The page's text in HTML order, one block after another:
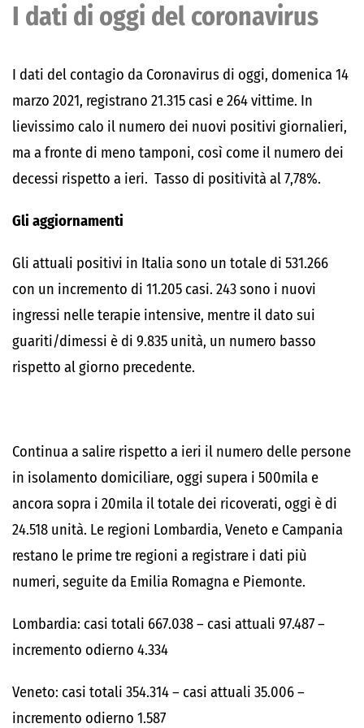
I dati di oggi del coronavirus
I dati del contagio da Coronavirus di oggi, domenica 14
marzo 2021, registrano 21.315 casi e 264 vittime. In
lievissimo calo il numero dei nuovi positivi giornalieri,
ma a fronte di meno tamponi, così come il numero dei
decessi rispetto a ieri. Tasso di positività al 7,78%.
Gli aggiornamenti
Gli attuali positivi in Italia sono un totale di 531.266
con un incremento di 11.205 casi. 243 sono i nuovi
ingressi nelle terapie intensive, mentre il dato sui
guariti/dimessi è di 9.835 unità, un numero basso
rispetto al giorno precedente.
Continua a salire rispetto a ieri il numero delle persone
in isolamento domiciliare, oggi supera i 500mila e
ancora sopra i 20mila il totale dei ricoverati, oggi è di
24.518 unità. Le regioni Lombardia, Veneto e Campania
restano le prime tre regioni a registrare i dati più
numeri, seguite da Emilia Romagna e Piemonte.
Lombardia: casi totali 667.038 – casi attuali 97.487 –
incremento odierno 4.334
Veneto: casi totali 354.314 – casi attuali 35.006 –
incremento odierno 1.587